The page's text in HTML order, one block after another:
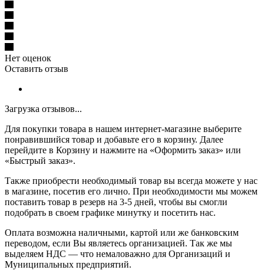
Нет оценок
Оставить отзыв
Загрузка отзывов...
Для покупки товара в нашем интернет-магазине выберите
понравившийся товар и добавьте его в корзину. Далее
перейдите в Корзину и нажмите на «Оформить заказ» или
«Быстрый заказ».
Также приобрести необходимый товар вы всегда можете у нас
в магазине, посетив его лично. При необходимости мы можем
поставить товар в резерв на 3-5 дней, чтобы вы смогли
подобрать в своем графике минутку и посетить нас.
Оплата возможна наличными, картой или же банковским
переводом, если Вы являетесь организацией. Так же мы
выделяем НДС — что немаловажно для Организаций и
Муниципальных предприятий.